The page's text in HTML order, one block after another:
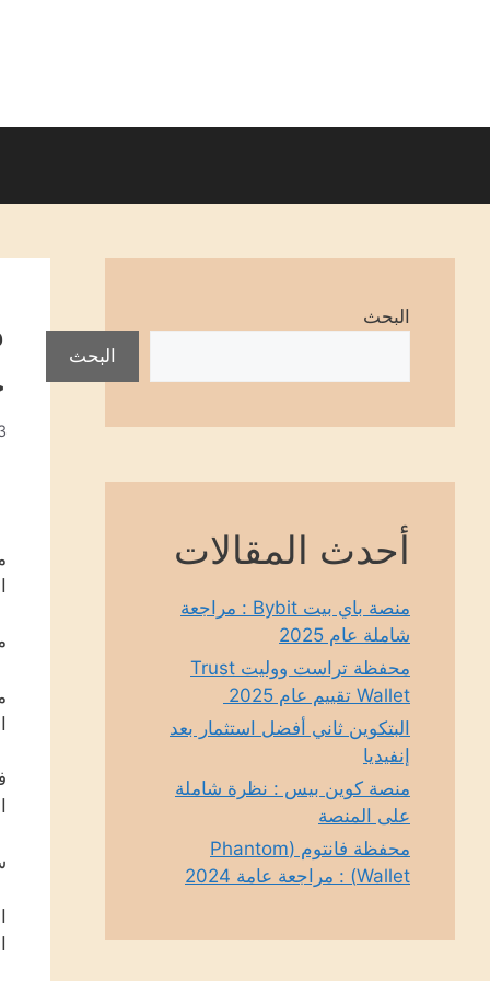
23
البحث
البحث
أحدث المقالات
منصة باي بيت Bybit : مراجعة
شاملة عام 2025
محفظة تراست ووليت Trust
Wallet تقييم عام 2025
البتكوين ثاني أفضل استثمار بعد
إنفيديا
منصة كوين بيس : نظرة شاملة
على المنصة
محفظة فانتوم (Phantom
Wallet) : مراجعة عامة 2024